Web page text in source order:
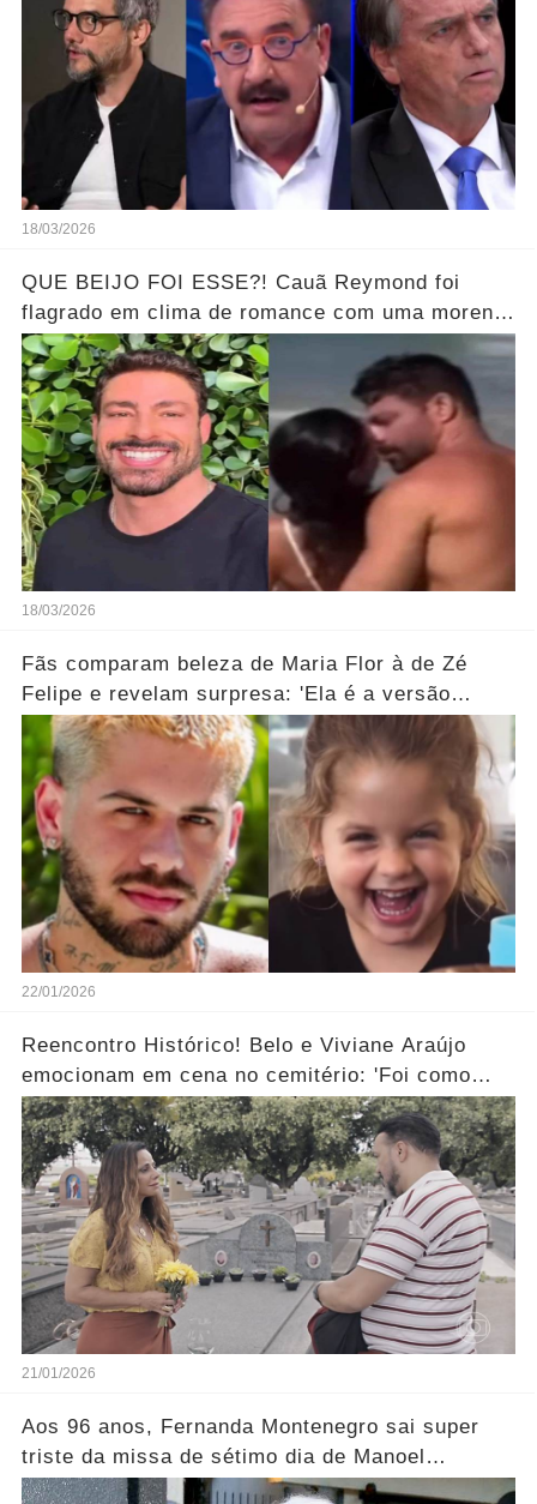
18/03/2026
QUE BEIJO FOI ESSE?! Cauã Reymond foi
flagrado em clima de romance com uma morena
misteriosa em uma praia do Rio.... Ver o Vídeo
18/03/2026
Fãs comparam beleza de Maria Flor à de Zé
Felipe e revelam surpresa: 'Ela é a versão
feminina!'... Ver mais
22/01/2026
Reencontro Histórico! Belo e Viviane Araújo
emocionam em cena no cemitério: 'Foi como
reviver nosso passado'... Ver mais
21/01/2026
Aos 96 anos, Fernanda Montenegro sai super
triste da missa de sétimo dia de Manoel
Carlos..... Ver mais